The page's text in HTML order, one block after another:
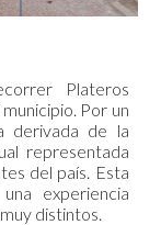
Plateros
Por un
derivada de la
representada
del país. Esta
experiencia
distintos.